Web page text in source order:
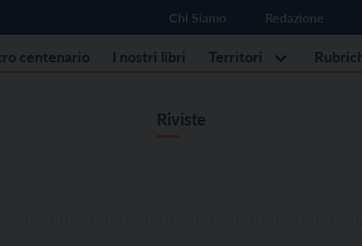
Chi Siamo Redazione
centenario I nostri libri Territori
Riviste